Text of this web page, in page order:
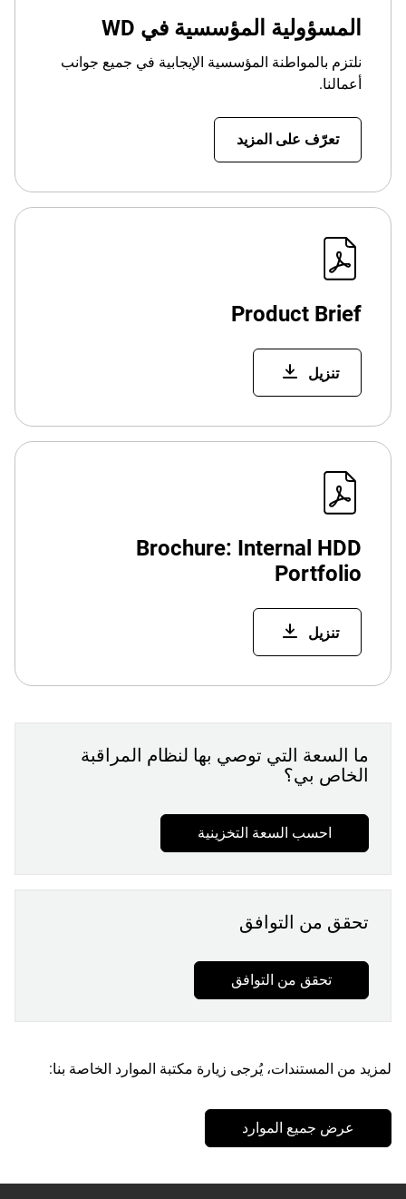
المسؤولية المؤسسية في WD
نلتزم بالمواطنة المؤسسية الإيجابية في جميع جوانب
أعمالنا.
تعرّف على المزيد
Product Brief
تنزيل
Brochure: Internal HDD
Portfolio
تنزيل
ما السعة التي توصي بها لنظام المراقبة
الخاص بي؟
احسب السعة التخزينية
تحقق من التوافق
تحقق من التوافق
لمزيد من المستندات، يُرجى زيارة مكتبة الموارد الخاصة بنا:
عرض جميع الموارد